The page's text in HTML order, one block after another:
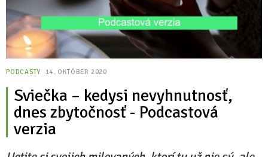
PODCASTY 14. OKTÓBER 2020
Sviečka – kedysi nevyhnutnosť,
dnes zbytočnosť - Podcastová
verzia